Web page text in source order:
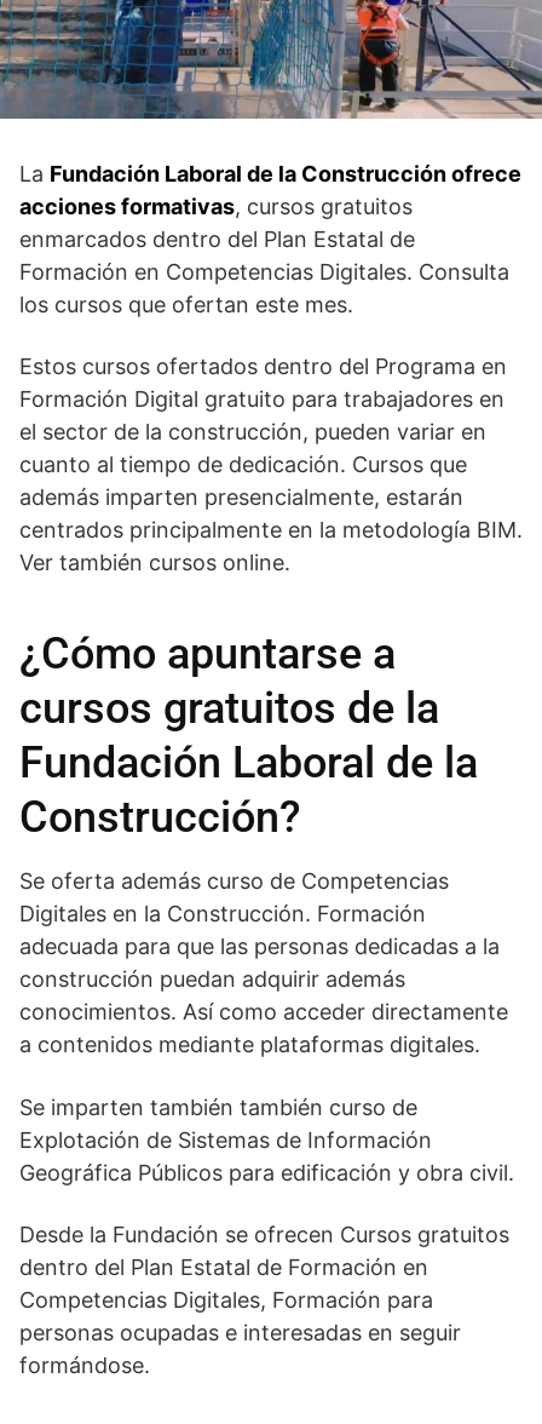
La Fundación Laboral de la Construcción ofrece
acciones formativas, cursos gratuitos
enmarcados dentro del Plan Estatal de
Formación en Competencias Digitales. Consulta
los cursos que ofertan este mes.
Estos cursos ofertados dentro del Programa en
Formación Digital gratuito para trabajadores en
el sector de la construcción, pueden variar en
cuanto al tiempo de dedicación. Cursos que
además imparten presencialmente, estarán
centrados principalmente en la metodología BIM.
Ver también cursos online.
¿Cómo apuntarse a
cursos gratuitos de la
Fundación Laboral de la
Construcción?
Se oferta además curso de Competencias
Digitales en la Construcción. Formación
adecuada para que las personas dedicadas a la
construcción puedan adquirir además
conocimientos. Así como acceder directamente
a contenidos mediante plataformas digitales.
Se imparten también también curso de
Explotación de Sistemas de Información
Geográfica Públicos para edificación y obra civil.
Desde la Fundación se ofrecen Cursos gratuitos
dentro del Plan Estatal de Formación en
Competencias Digitales, Formación para
personas ocupadas e interesadas en seguir
formándose.